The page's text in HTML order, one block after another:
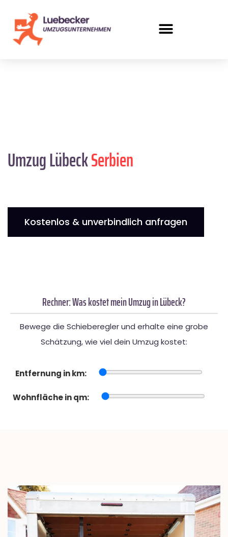
Umzug LübeckSerbien
Kostenlos & unverbindlich anfragen
Rechner: Was kostet mein Umzug in Lübeck?
Bewege die Schieberegler und erhalte eine grobe
Schätzung, wie viel dein Umzug kostet:
Entfernung in km:
Wohnfläche in qm: